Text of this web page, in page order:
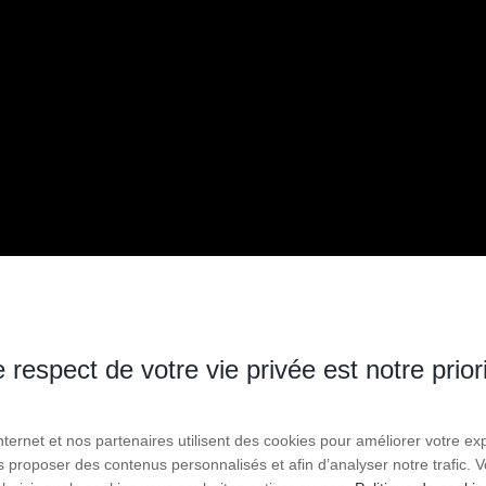
respect de votre vie privée est notre
et nos partenaires utilisent des cookies pour améliorer votre
proposer des contenus personnalisés et afin d’analyser notre trafic.